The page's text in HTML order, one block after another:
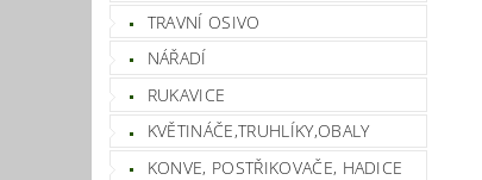
TRAVNÍ OSIVO
NÁŘADÍ
RUKAVICE
KVĚTINÁČE,TRUHLÍKY,OBALY
KONVE, POSTŘIKOVAČE, HADICE